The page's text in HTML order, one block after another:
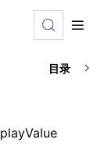
index is
目录